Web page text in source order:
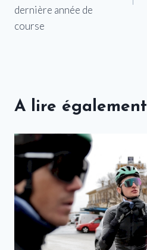
dernière année de
course
A lire également